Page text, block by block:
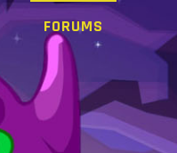
FORUMS